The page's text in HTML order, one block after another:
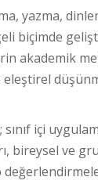
yazma,
biçimde
akademik
sınıf içi
bireysel ve